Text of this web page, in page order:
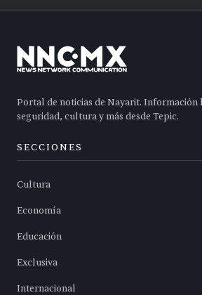
Portal de noticias de Nayarit.
seguridad, cultura y más desde Tepic.
SECCIONES
Cultura
Economía
Educación
Exclusiva
Internacional